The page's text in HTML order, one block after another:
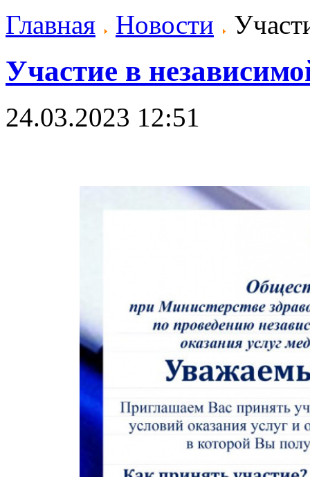
Главная
Новости
Участие в
24.03.2023 12:51